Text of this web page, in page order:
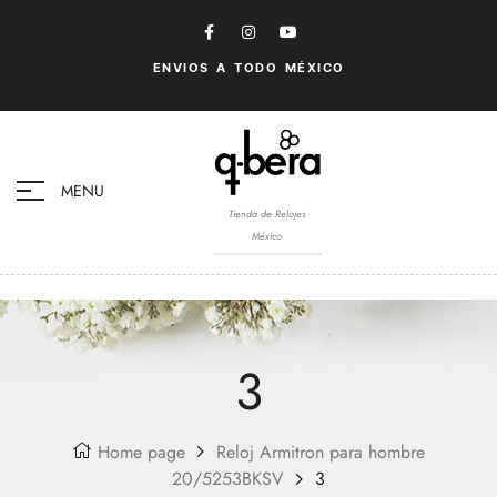
ENVIOS A TODO MÉXICO
MENU
Tienda de Relojes
México
3
Home page
Reloj Armitron para hombre
20/5253BKSV
3